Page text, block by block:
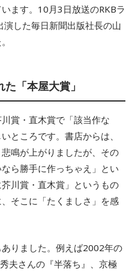
ます。10月3日放送のRKBラ
した毎日新聞出版社長の山
「本屋大賞」
賞・直木賞で「該当作な
ところです。書店からは、
鳴が上がりましたが、その
ら勝手に作っちゃえ」とい
川賞・直木賞」というもの
そこに「たくましさ」を感
りました。例えば2002年の
夫さんの『半落ち』、京極